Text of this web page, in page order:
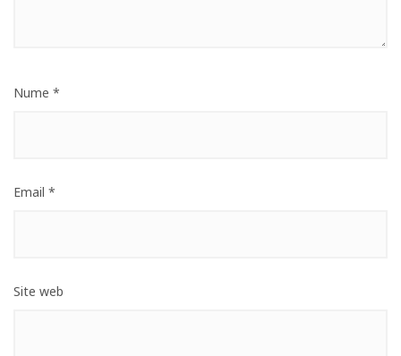
Nume *
Email *
Site web